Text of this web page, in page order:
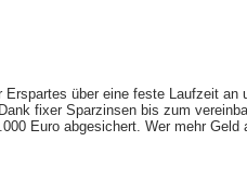
über eine feste Laufzeit
fixer Sparzinsen bis zum
Euro abgesichert. Wer mehr